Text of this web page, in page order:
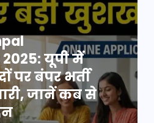
यूपी में
बंपर भर्ती
जानें कब से